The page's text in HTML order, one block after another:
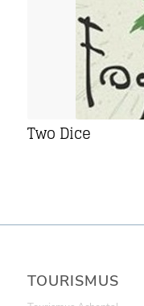
Two Dice
TOURISMUS